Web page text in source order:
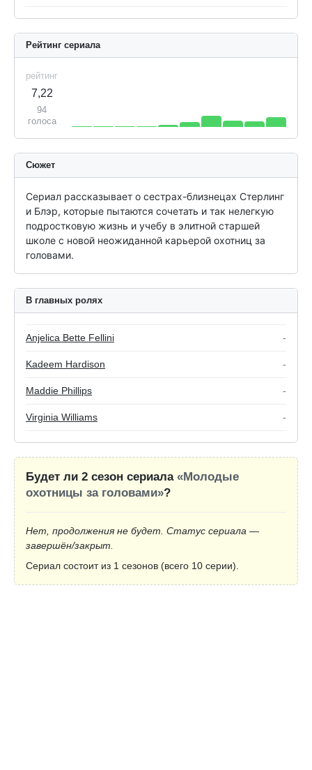
Рейтинг сериала
рейтинг
7,22
94
голоса
Сюжет
Сериал рассказывает о сестрах-близнецах Стерлинг
и Блэр, которые пытаются сочетать и так нелегкую
подростковую жизнь и учебу в элитной старшей
школе с новой неожиданной карьерой охотниц за
головами.
В главных ролях
Anjelica Bette Fellini -
Kadeem Hardison -
Maddie Phillips -
Virginia Williams -
Будет ли 2 сезон сериала «Молодые
охотницы за головами»?
Нет, продолжения не будет. Статус сериала —
завершён/закрыт.
Сериал состоит из 1 сезонов (всего 10 серии).